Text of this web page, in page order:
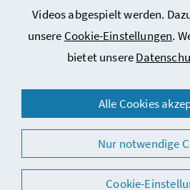
Videos abgespielt werden.
unsere Cookie-Einstellungen.
bietet unsere
Alle Cookies
Nur notwendige
Cookie-
© 2026 Bundesministerium für
Pflege und